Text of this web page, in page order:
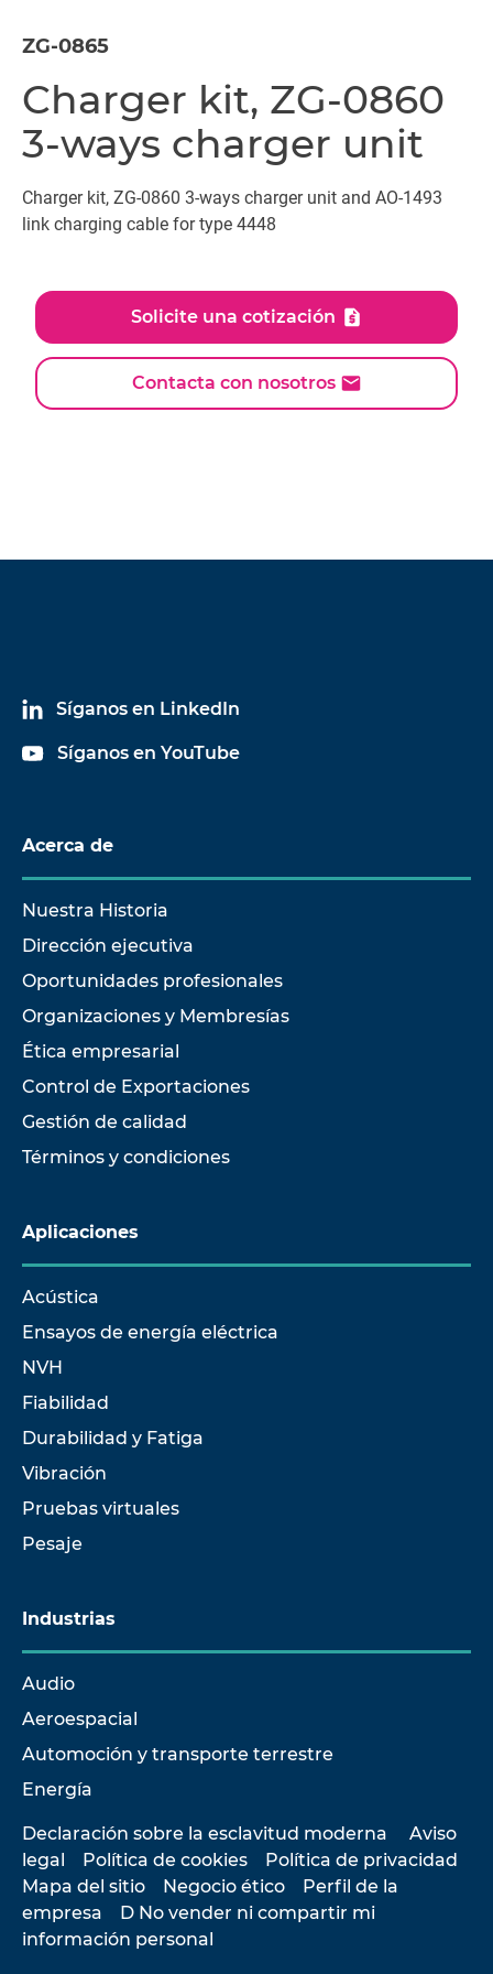
ZG-0865
Charger kit, ZG-0860
3-ways charger unit
Charger kit, ZG-0860 3-ways charger unit and AO-1493
link charging cable for type 4448
Solicite una cotización
Contacta con nosotros
Síganos en LinkedIn
Síganos en YouTube
Acerca de
Nuestra Historia
Dirección ejecutiva
Oportunidades profesionales
Organizaciones y Membresías
Ética empresarial
Control de Exportaciones
Gestión de calidad
Términos y condiciones
Aplicaciones
Acústica
Ensayos de energía eléctrica
NVH
Fiabilidad
Durabilidad y Fatiga
Vibración
Pruebas virtuales
Pesaje
Industrias
Audio
Aeroespacial
Automoción y transporte terrestre
Energía
Declaración sobre la esclavitud moderna
Aviso
legal
Política de cookies
Política de privacidad
Mapa del sitio
Negocio ético
Perfil de la
empresa
D No vender ni compartir mi
información personal